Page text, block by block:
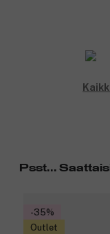
Psst...
-35%
Outlet